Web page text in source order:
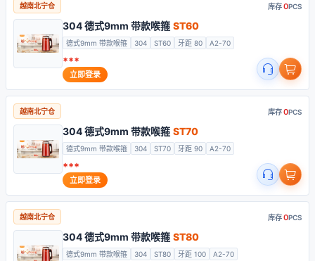
越南北宁仓 库存0PCS
304 德式9mm 带款喉箍 ST60
德式9mm 带款喉箍 304 ST60 牙距 80 A2-70
***
立即登录
越南北宁仓 库存0PCS
304 德式9mm 带款喉箍 ST70
德式9mm 带款喉箍 304 ST70 牙距 90 A2-70
***
立即登录
越南北宁仓 库存0PCS
304 德式9mm 带款喉箍 ST80
德式9mm 带款喉箍 304 ST80 牙距 100 A2-70